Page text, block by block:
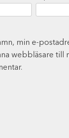
min e-
webbläsare till